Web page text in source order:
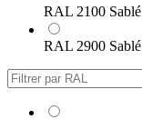
RAL 2100 Sablé
RAL 2900 Sablé